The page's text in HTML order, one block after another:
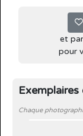
et
pour
Chaque